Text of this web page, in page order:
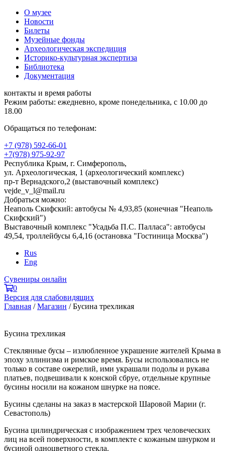
О музее
Новости
Билеты
Музейные фонды
Археологическая экспедиция
Историко-культурная экспертиза
Библиотека
Документация
контакты и время работы
Режим работы: ежедневно, кроме понедельника, с 10.00 до
18.00
Обращаться по телефонам:
+7 (978) 592-66-01
+7(978) 975-92-97
Республика Крым, г. Симферополь,
ул. Археологическая, 1 (археологический комплекс)
пр-т Вернадского,2 (выставочный комплекс)
vejde_v_l@mail.ru
Добраться можно:
Неаполь Скифский: автобусы № 4,93,85 (конечная "Неаполь
Скифский")
Выставочный комплекс "Усадьба П.С. Палласа": автобусы
49,54, троллейбусы 6,4,16 (остановка "Гостиница Москва")
Rus
Eng
Сувениры онлайн
0
Версия для слабовидящих
Главная /Магазин /Бусина трехликая
Бусина трехликая
Стеклянные бусы – излюбленное украшение жителей Крыма в
эпоху эллинизма и римское время. Бусы использовались не
только в составе ожерелий, ими украшали подолы и рукава
платьев, подвешивали к конской сбруе, отдельные крупные
бусины носили на кожаном шнурке на поясе.
Бусины сделаны на заказ в мастерской Шаровой Марии (г.
Севастополь)
Бусина цилиндрическая с изображением трех человеческих
лиц на всей поверхности, в комплекте с кожаным шнурком и
бусиной одноцветного стекла.